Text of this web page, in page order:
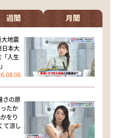
週間 月間
地震
日本大
人生
さの原
たか
をり
て涼し